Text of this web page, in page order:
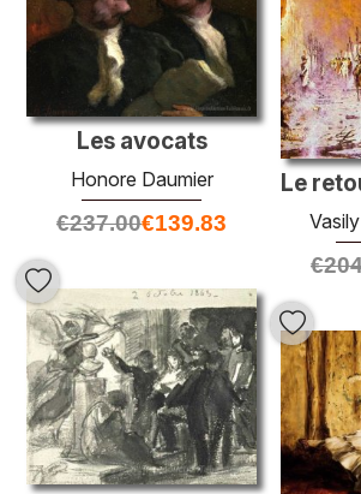
Les avocats
Honore Daumier
€237.00€139.83
€